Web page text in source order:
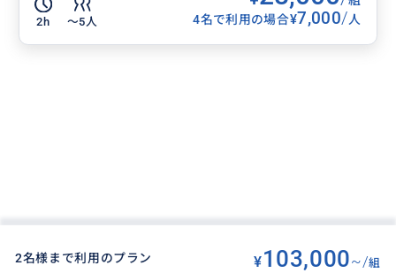
2h 〜5人
4名で利用の場合¥7,000/人
2名様まで利用のプラン ¥103,000~/組